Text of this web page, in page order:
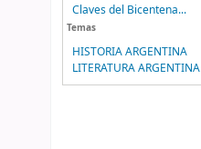
Claves del Bicentena...
Temas
HISTORIA ARGENTINA
LITERATURA ARGENTINA